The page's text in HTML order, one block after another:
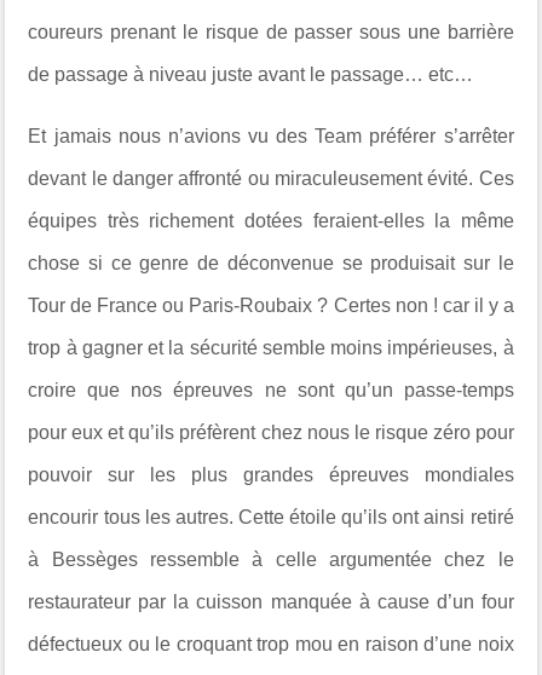
coureurs prenant le risque de passer sous une barrière
de passage à niveau juste avant le passage… etc…
Et jamais nous n’avions vu des Team préférer s’arrêter
devant le danger affronté ou miraculeusement évité. Ces
équipes très richement dotées feraient-elles la même
chose si ce genre de déconvenue se produisait sur le
Tour de France ou Paris-Roubaix ? Certes non ! car il y a
trop à gagner et la sécurité semble moins impérieuses, à
croire que nos épreuves ne sont qu’un passe-temps
pour eux et qu’ils préfèrent chez nous le risque zéro pour
pouvoir sur les plus grandes épreuves mondiales
encourir tous les autres. Cette étoile qu’ils ont ainsi retiré
à Bessèges ressemble à celle argumentée chez le
restaurateur par la cuisson manquée à cause d’un four
défectueux ou le croquant trop mou en raison d’une noix